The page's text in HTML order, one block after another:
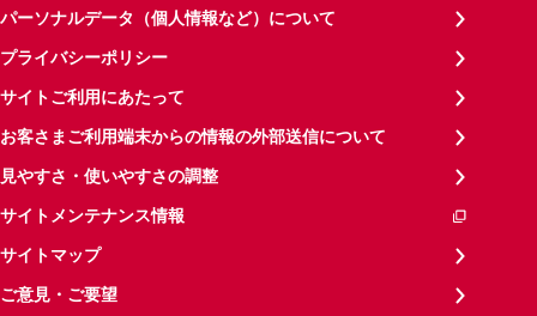
パーソナルデータ（個人情報など）について
プライバシーポリシー
サイトご利用にあたって
お客さまご利用端末からの情報の外部送信について
見やすさ・使いやすさの調整
サイトメンテナンス情報
サイトマップ
ご意見・ご要望